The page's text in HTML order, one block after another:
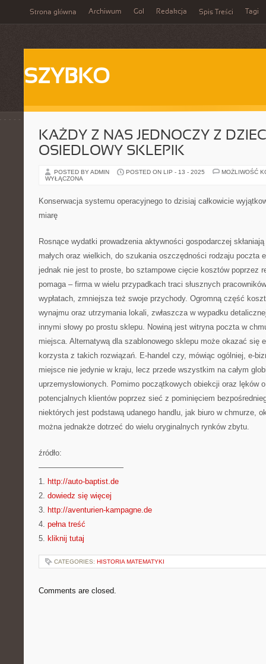
Strona główna Archiwum Gol Redakcja Spis Treści Tagi
SZYBKO
KAŻDY Z NAS JEDNOCZY Z
OSIEDLOWY SKLEPIK
POSTED BY ADMIN POSTED ON LIP - 13 - 2025
MOŻLIWOŚĆ
WYŁĄCZONA
Konserwacja systemu operacyjnego to dzisiaj całkowicie
miarę
Rosnące wydatki prowadzenia aktywności gospodarczej
małych oraz wielkich, do szukania oszczędności rodzaju poczta
jednak nie jest to proste, bo sztampowe cięcie kosztów poprzez
pomaga – firma w wielu przypadkach traci słusznych
wypłatach, zmniejsza też swoje przychody. Ogromną część
wynajmu oraz utrzymania lokali, zwłaszcza w wypadku
innymi słowy po prostu sklepu. Nowiną jest witryna poczta w
miejsca. Alternatywą dla szablonowego sklepu może okazać się
korzysta z takich rozwiązań. E-handel czy, mówiąc ogólniej, e-
miejsce nie jedynie w kraju, lecz przede wszystkim na całym
uprzemysłowionych. Pomimo początkowych obiekcji oraz lęków
potencjalnych klientów poprzez sieć z pominięciem
niektórych jest podstawą udanego handlu, jak biuro w chmurze,
można jednakże dotrzeć do wielu oryginalnych rynków zbytu.
źródło:
———————————
1. http://auto-baptist.de
2. dowiedz się więcej
3. http://aventurien-kampagne.de
4. pełna treść
5. kliknij tutaj
CATEGORIES: HISTORIA MATEMATYKI
Comments are closed.